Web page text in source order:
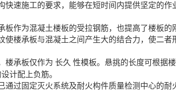
速施工的要求，能够在短时间内提供坚定的作
作为混凝土楼板的受拉钢筋，也提高了楼板的
楼承板与混凝土之间产生大的结合力，使二者
承板仅作为 长久 性模板。悬挑的长度可根据
计配上负筋。
过固定灭火系统及耐火构件质量检测中心的耐